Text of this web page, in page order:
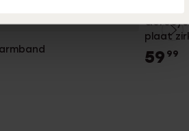
plaat
59 99